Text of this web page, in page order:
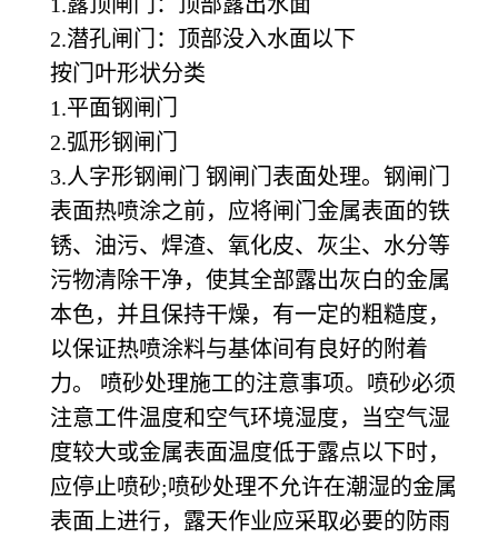
2.潜孔闸门：顶部没入水面以下
按门叶形状分类
1.平面钢闸门
2.弧形钢闸门
3.人字形钢闸门 钢闸门表面处理。钢闸门
表面热喷涂之前，应将闸门金属表面的铁
锈、油污、焊渣、氧化皮、灰尘、水分等
污物清除干净，使其全部露出灰白的金属
本色，并且保持干燥，有一定的粗糙度，
以保证热喷涂料与基体间有良好的附着
力。 喷砂处理施工的注意事项。喷砂必须
注意工件温度和空气环境湿度，当空气湿
度较大或金属表面温度低于露点以下时，
应停止喷砂;喷砂处理不允许在潮湿的金属
表面上进行，露天作业应采取必要的防雨